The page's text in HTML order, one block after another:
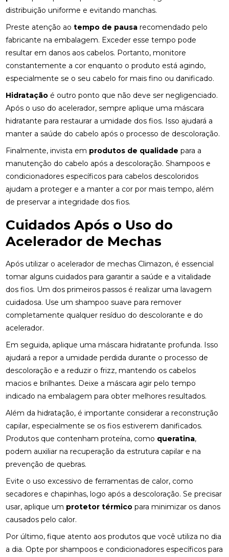
distribuição uniforme e evitando manchas.
Preste atenção aotempo de pausa recomendado pelo
fabricante na embalagem. Exceder esse tempo pode
resultar em danos aos cabelos. Portanto, monitore
constantemente a cor enquanto o produto está agindo,
especialmente se o seu cabelo for mais fino ou danificado.
Hidratação é outro ponto que não deve ser negligenciado.
Após o uso do acelerador, sempre aplique uma máscara
hidratante para restaurar a umidade dos fios. Isso ajudará a
manter a saúde do cabelo após o processo de descoloração.
Finalmente, invista em produtos de qualidade para a
manutenção do cabelo após a descoloração. Shampoos e
condicionadores específicos para cabelos descoloridos
ajudam a proteger e a manter a cor por mais tempo, além
de preservar a integridade dos fios.
Cuidados Após o Uso do
Acelerador de Mechas
Após utilizar o acelerador de mechas Climazon, é essencial
tomar alguns cuidados para garantir a saúde e a vitalidade
dos fios. Um dos primeiros passos é realizar uma lavagem
cuidadosa. Use um shampoo suave para remover
completamente qualquer resíduo do descolorante e do
acelerador.
Em seguida, aplique uma máscara hidratante profunda. Isso
ajudará a repor a umidade perdida durante o processo de
descoloração e a reduzir o frizz, mantendo os cabelos
macios e brilhantes. Deixe a máscara agir pelo tempo
indicado na embalagem para obter melhores resultados.
Além da hidratação, é importante considerar a reconstrução
capilar, especialmente se os fios estiverem danificados.
Produtos que contenham proteína, como queratina,
podem auxiliar na recuperação da estrutura capilar e na
prevenção de quebras.
Evite o uso excessivo de ferramentas de calor, como
secadores e chapinhas, logo após a descoloração. Se precisar
usar, aplique um protetor térmico para minimizar os danos
causados pelo calor.
Por último, fique atento aos produtos que você utiliza no dia
a dia. Opte por shampoos e condicionadores específicos para